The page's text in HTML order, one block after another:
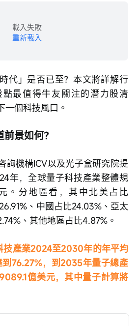
載入失敗
重新載入
代」是否已至？本文將詳解行
最值得牛友關注的潛力股清
一個科技風口。
景如何？
詢機構ICV以及光子盒研究院提
年，全球量子科技產業整體規
。分地區看，其中北美占比
、中國占比24.03%、亞太
、其他地區占比4.87%。
技產業2024至2030年的年平均
到76.27%，到2035年量子總產
億美元，其中量子計算將